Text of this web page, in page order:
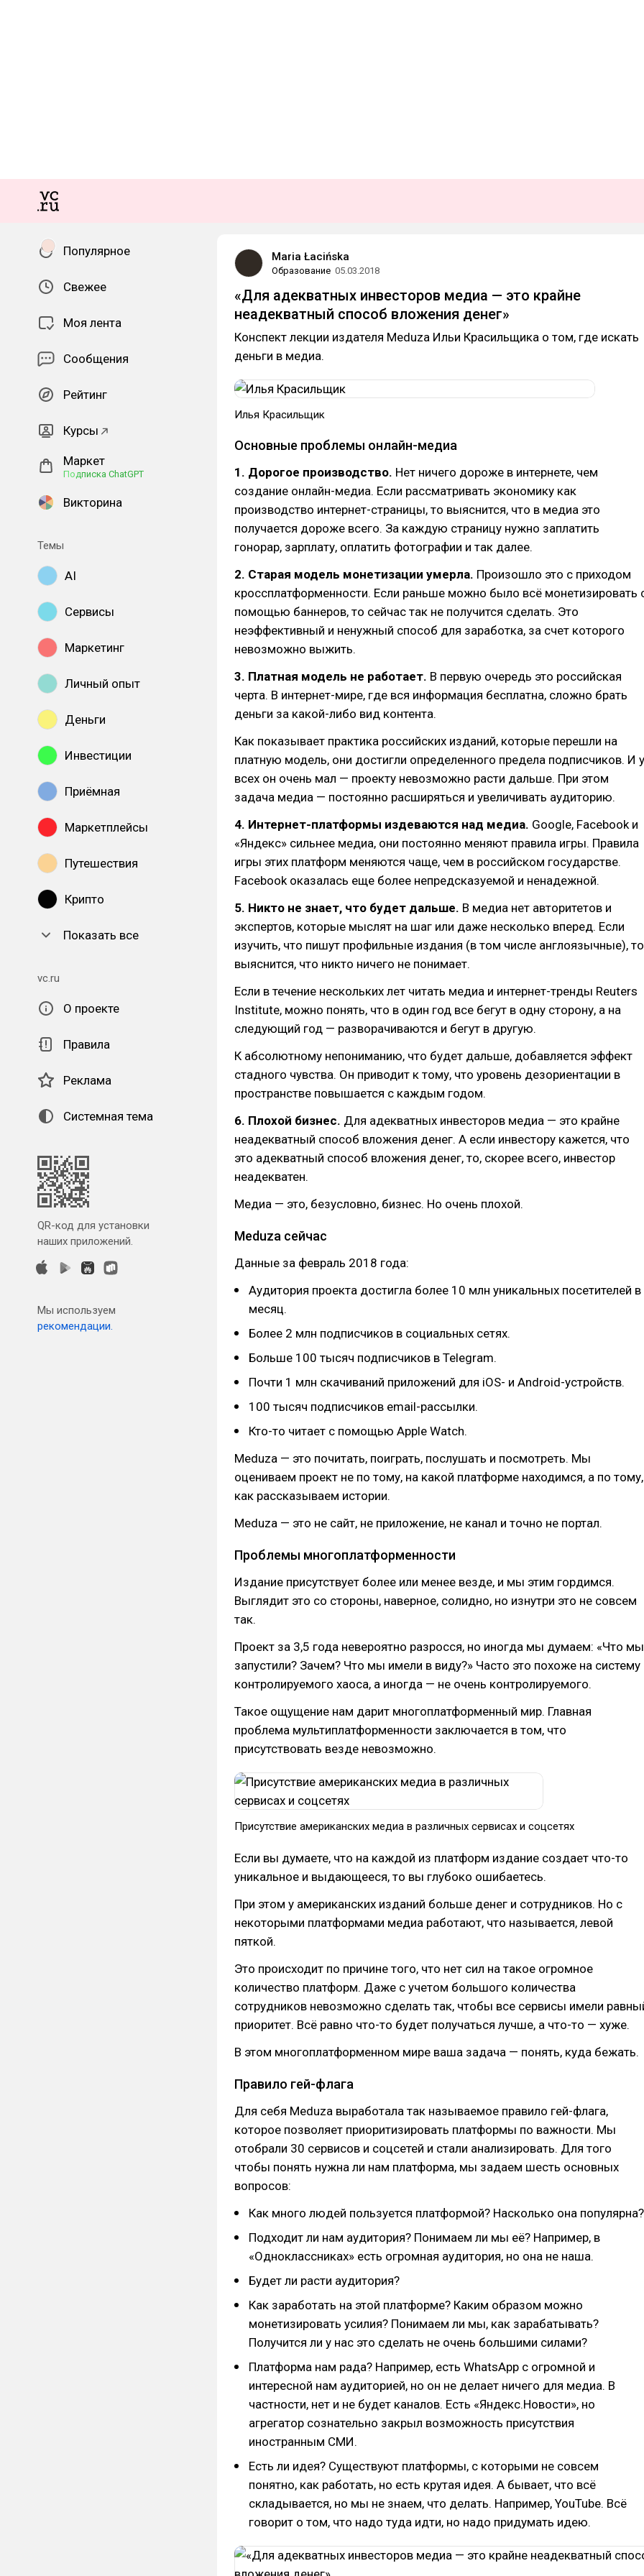
Популярное
Свежее
Моя лента
Сообщения
Рейтинг
Курсы
Маркет
Подписка ChatGPT
Викторина
Темы
AI
Сервисы
Маркетинг
Личный опыт
Деньги
Инвестиции
Приёмная
Маркетплейсы
Путешествия
Крипто
Показать все
vc.ru
О проекте
Правила
Реклама
Системная тема
QR-код для установки
наших приложений.
Мы используем
рекомендации.
Maria Łacińska
Образование 05.03.2018
«Для адекватных инвесторов медиа — это крайне
неадекватный способ вложения денег»
Конспект лекции издателя Meduza Ильи Красильщика о том, где искать
деньги в медиа.
Илья Красильщик
Основные проблемы онлайн-медиа
1. Дорогое производство. Нет ничего дороже в интернете, чем
создание онлайн-медиа. Если рассматривать экономику как
производство интернет-страницы, то выяснится, что в медиа это
получается дороже всего. За каждую страницу нужно заплатить
гонорар, зарплату, оплатить фотографии и так далее.
2. Старая модель монетизации умерла. Произошло это с приходом
кроссплатформенности. Если раньше можно было всё монетизировать
помощью баннеров, то сейчас так не получится сделать. Это
неэффективный и ненужный способ для заработка, за счет которого
невозможно выжить.
3. Платная модель не работает. В первую очередь это российская
черта. В интернет-мире, где вся информация бесплатна, сложно брать
деньги за какой-либо вид контента.
Как показывает практика российских изданий, которые перешли на
платную модель, они достигли определенного предела подписчиков. И у
всех он очень мал — проекту невозможно расти дальше. При этом
задача медиа — постоянно расширяться и увеличивать аудиторию.
4. Интернет-платформы издеваются над медиа. Google, Facebook и
«Яндекс» сильнее медиа, они постоянно меняют правила игры. Правила
игры этих платформ меняются чаще, чем в российском государстве.
Facebook оказалась еще более непредсказуемой и ненадежной.
5. Никто не знает, что будет дальше. В медиа нет авторитетов и
экспертов, которые мыслят на шаг или даже несколько вперед. Если
изучить, что пишут профильные издания (в том числе англоязычные), то
выяснится, что никто ничего не понимает.
Если в течение нескольких лет читать медиа и интернет-тренды Reuters
Institute, можно понять, что в один год все бегут в одну сторону, а на
следующий год — разворачиваются и бегут в другую.
К абсолютному непониманию, что будет дальше, добавляется эффект
стадного чувства. Он приводит к тому, что уровень дезориентации в
пространстве повышается с каждым годом.
6. Плохой бизнес. Для адекватных инвесторов медиа — это крайне
неадекватный способ вложения денег. А если инвестору кажется, что
это адекватный способ вложения денег, то, скорее всего, инвестор
неадекватен.
Медиа — это, безусловно, бизнес. Но очень плохой.
Meduza сейчас
Данные за февраль 2018 года:
Аудитория проекта достигла более 10 млн уникальных посетителей в
месяц.
Более 2 млн подписчиков в социальных сетях.
Больше 100 тысяч подписчиков в Telegram.
Почти 1 млн скачиваний приложений для iOS- и Android-устройств.
100 тысяч подписчиков email-рассылки.
Кто-то читает с помощью Apple Watch.
Meduza — это почитать, поиграть, послушать и посмотреть. Мы
оцениваем проект не по тому, на какой платформе находимся, а по тому,
как рассказываем истории.
Meduza — это не сайт, не приложение, не канал и точно не портал.
Проблемы многоплатформенности
Издание присутствует более или менее везде, и мы этим гордимся.
Выглядит это со стороны, наверное, солидно, но изнутри это не совсем
так.
Проект за 3,5 года невероятно разросся, но иногда мы думаем: «Что мы
запустили? Зачем? Что мы имели в виду?» Часто это похоже на систему
контролируемого хаоса, а иногда — не очень контролируемого.
Такое ощущение нам дарит многоплатформенный мир. Главная
проблема мультиплатформенности заключается в том, что
присутствовать везде невозможно.
Присутствие американских медиа в различных сервисах и соцсетях
Если вы думаете, что на каждой из платформ издание создает что-то
уникальное и выдающееся, то вы глубоко ошибаетесь.
При этом у американских изданий больше денег и сотрудников. Но с
некоторыми платформами медиа работают, что называется, левой
пяткой.
Это происходит по причине того, что нет сил на такое огромное
количество платформ. Даже с учетом большого количества
сотрудников невозможно сделать так, чтобы все сервисы имели
приоритет. Всё равно что-то будет получаться лучше, а что-то — хуже.
В этом многоплатформенном мире ваша задача — понять, куда бежать.
Правило гей-флага
Для себя Meduza выработала так называемое правило гей-флага,
которое позволяет приоритизировать платформы по важности. Мы
отобрали 30 сервисов и соцсетей и стали анализировать. Для того
чтобы понять нужна ли нам платформа, мы задаем шесть основных
вопросов:
Как много людей пользуется платформой? Насколько она популярна?
Подходит ли нам аудитория? Понимаем ли мы её? Например, в
«Одноклассниках» есть огромная аудитория, но она не наша.
Будет ли расти аудитория?
Как заработать на этой платформе? Каким образом можно
монетизировать усилия? Понимаем ли мы, как зарабатывать?
Получится ли у нас это сделать не очень большими силами?
Платформа нам рада? Например, есть WhatsApp с огромной и
интересной нам аудиторией, но он не делает ничего для медиа. В
частности, нет и не будет каналов. Есть «Яндекс.Новости», но
агрегатор сознательно закрыл возможность присутствия
иностранным СМИ.
Есть ли идея? Существуют платформы, с которыми не совсем
понятно, как работать, но есть крутая идея. А бывает, что всё
складывается, но мы не знаем, что делать. Например, YouTube. Всё
говорит о том, что надо туда идти, но надо придумать идею.